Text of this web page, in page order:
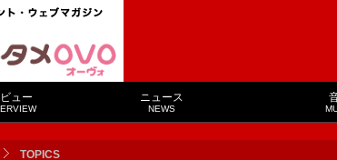
ュー ニュース
NEWS
TOPICS